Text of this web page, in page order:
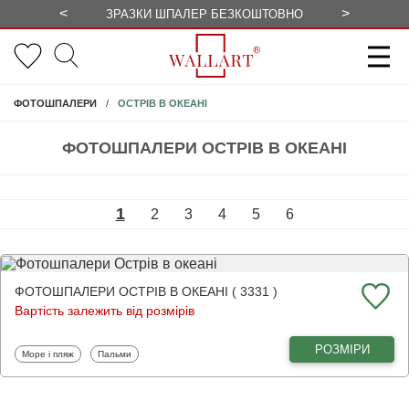
< ЗРАЗКИ ШПАЛЕР БЕЗКОШТОВНО >
ФОТОШПАЛЕРИ ОСТРІВ В ОКЕАНІ
ФОТОШПАЛЕРИ ОСТРІВ В ОКЕАНІ
1 2 3 4 5 6
ФОТОШПАЛЕРИ ОСТРІВ В ОКЕАНІ ( 3331 )
Вартість залежить від розмірів
Фотошпалери
Море і пляж Фотошпалери
Пальми РОЗМІРИ